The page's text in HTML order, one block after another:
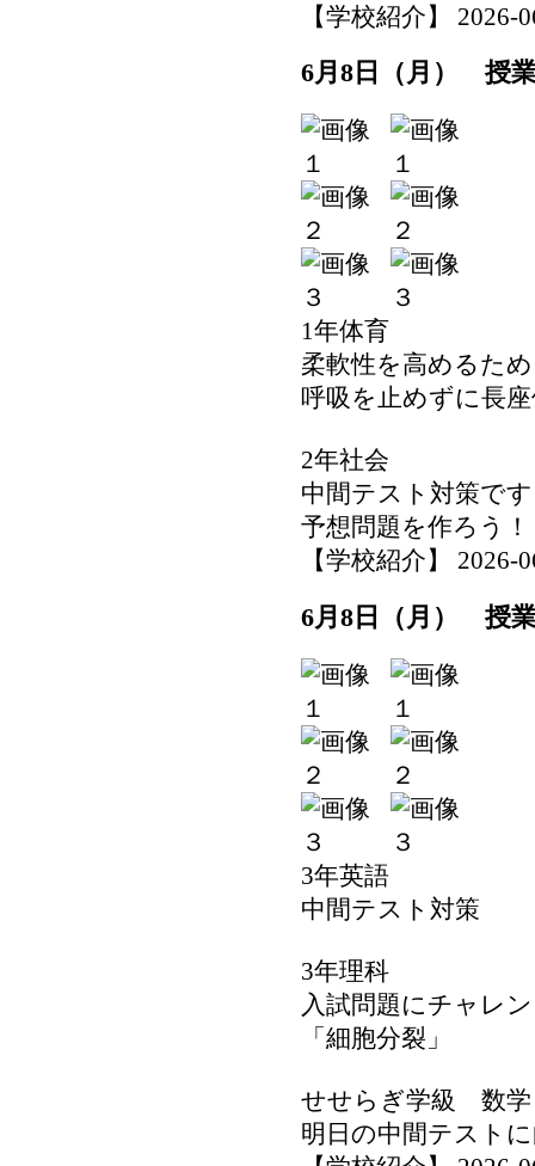
【学校紹介】 2026-
6月8日（月） 授
1年体育
柔軟性を高めるた
呼吸を止めずに長
2年社会
中間テスト対策で
予想問題を作ろう！
【学校紹介】 2026-
6月8日（月） 授
3年英語
中間テスト対策
3年理科
入試問題にチャレ
「細胞分裂」
せせらぎ学級 数学
明日の中間テスト